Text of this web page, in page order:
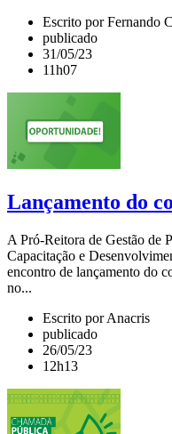
Escrito por Fernando
publicado
31/05/23
11h07
Lançamento do
A Pró-Reitora de Gestão de
Capacitação e
encontro de lançamento do
no...
Escrito por Anacris
publicado
26/05/23
12h13